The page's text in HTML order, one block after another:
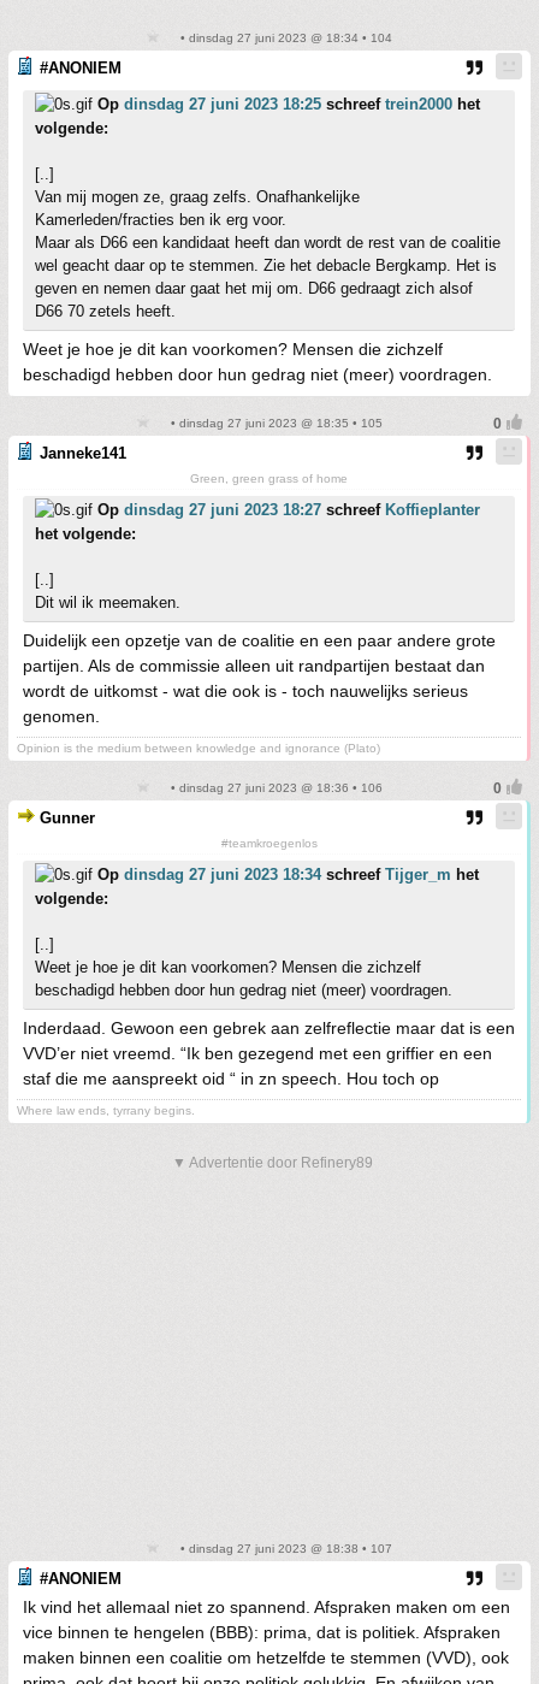
• dinsdag 27 juni 2023 @ 18:34 • 104
#ANONIEM
Op dinsdag 27 juni 2023 18:25 schreef trein2000 het
volgende:
[..]
Van mij mogen ze, graag zelfs. Onafhankelijke
Kamerleden/fracties ben ik erg voor.
Maar als D66 een kandidaat heeft dan wordt de rest van de coalitie
wel geacht daar op te stemmen. Zie het debacle Bergkamp. Het is
geven en nemen daar gaat het mij om. D66 gedraagt zich alsof
D66 70 zetels heeft.
Weet je hoe je dit kan voorkomen? Mensen die zichzelf
beschadigd hebben door hun gedrag niet (meer) voordragen.
• dinsdag 27 juni 2023 @ 18:35 • 105
Janneke141
Green, green grass of home
Op dinsdag 27 juni 2023 18:27 schreef Koffieplanter
het volgende:
[..]
Dit wil ik meemaken.
Duidelijk een opzetje van de coalitie en een paar andere grote
partijen. Als de commissie alleen uit randpartijen bestaat dan
wordt de uitkomst - wat die ook is - toch nauwelijks serieus
genomen.
Opinion is the medium between knowledge and ignorance (Plato)
• dinsdag 27 juni 2023 @ 18:36 • 106
Gunner
#teamkroegenlos
Op dinsdag 27 juni 2023 18:34schreef Tijger_m het
volgende:
[..]
Weet je hoe je dit kan voorkomen? Mensen die zichzelf
beschadigd hebben door hun gedrag niet (meer) voordragen.
Inderdaad. Gewoon een gebrek aan zelfreflectie maar dat is een
VVD’er niet vreemd. “Ik ben gezegend met een griffier en een
staf die me aanspreekt oid “ in zn speech. Hou toch op
Where law ends, tyrrany begins.
▼ Advertentie door Refinery89
• dinsdag 27 juni 2023 @ 18:38 • 107
#ANONIEM
Ik vind het allemaal niet zo spannend. Afspraken maken om een
vice binnen te hengelen (BBB): prima, dat is politiek. Afspraken
maken binnen een coalitie om hetzelfde te stemmen (VVD), ook